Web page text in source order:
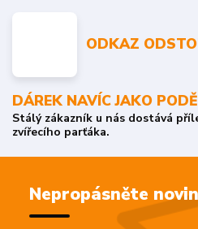
ODKAZ
DÁREK NAVÍC JAKO
Stálý zákazník u nás dostává
zvířecího parťáka.
Nepropásněte